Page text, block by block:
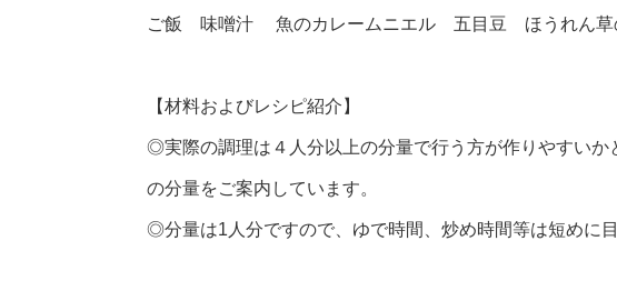
ご飯 味噌汁 魚のカレームニエル 五目豆 ほうれん草
【材料およびレシピ紹介】
◎実際の調理は４人分以上の分量で行う方が作りやすいか
の分量をご案内しています。
◎分量は1人分ですので、ゆで時間、炒め時間等は短めに